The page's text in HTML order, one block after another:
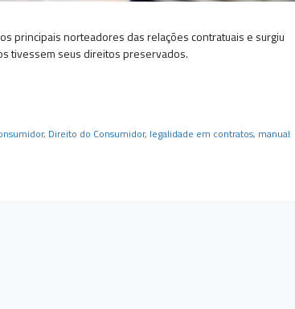
principais norteadores das relações contratuais e surgiu
tivessem seus direitos preservados.
, Direito do Consumidor, legalidade em contratos, manual